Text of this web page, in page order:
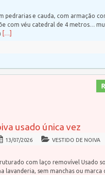
pedrarias e cauda, com armação
com véu catedral de 4 metros…
[…]
usado única vez
13/07/2026 VESTIDO DE NOIVA
com laço removível Usado
lavanderia, sem manchas ou marca